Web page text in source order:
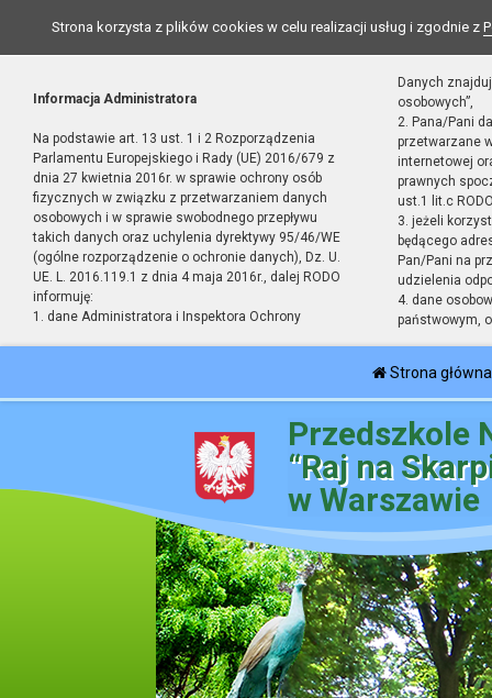
Strona korzysta z plików cookies w celu realizacji usług i zgodnie z
Informacja Administratora
Na podstawie art. 13 ust. 1 i 2 Rozporządzenia
Parlamentu Europejskiego i Rady (UE) 2016/679 z
dnia 27 kwietnia 2016r. w sprawie ochrony osób
fizycznych w związku z przetwarzaniem danych
osobowych i w sprawie swobodnego przepływu
takich danych oraz uchylenia dyrektywy 95/46/WE
(ogólne rozporządzenie o ochronie danych), Dz. U.
UE. L. 2016.119.1 z dnia 4 maja 2016r., dalej RODO
informuję:
1. dane Administratora i Inspektora Ochrony
Danych
osobowych”,
2. Pana/Pani
przetwarzane
internetowej
prawnych
ust.1 lit.c
3. jeżeli
będącego
Pan/Pani na
udzielenia
4. dane
państwowym,
Strona główna
Przedszkole
“Raj na
w Warszawie